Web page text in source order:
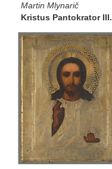
Martin Mlynarič
Kristus Pantokrator III.